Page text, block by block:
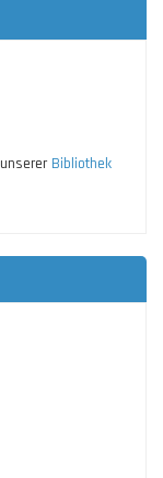
Bibliothek